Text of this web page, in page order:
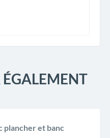
plancher et banc